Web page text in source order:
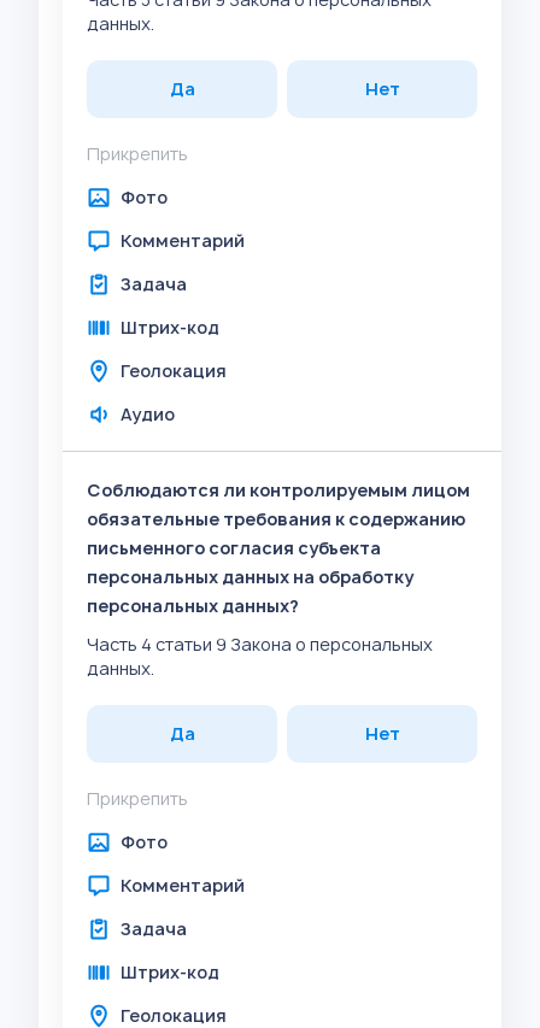
данных.
Да Нет
Прикрепить
Фото
Комментарий
Задача
Штрих-код
Геолокация
Аудио
Соблюдаются ли контролируемым лицом
обязательные требования к содержанию
письменного согласия субъекта
персональных данных на обработку
персональных данных?
Часть 4 статьи 9 Закона о персональных
данных.
Да Нет
Прикрепить
Фото
Комментарий
Задача
Штрих-код
Геолокация